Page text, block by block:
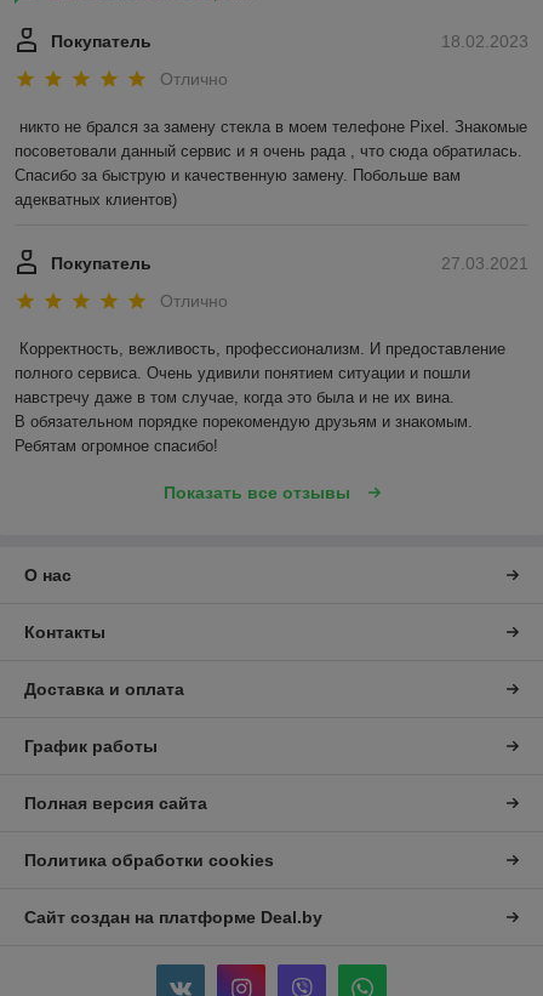
18.02.2023
Покупатель
Отлично
никто не брался за замену стекла в моем телефоне Pixel. Знакомые
посоветовали данный сервис и я очень рада , что сюда обратилась.
Спасибо за быструю и качественную замену. Побольше вам
адекватных клиентов)
27.03.2021
Покупатель
Отлично
Корректность, вежливость, профессионализм. И предоставление
полного сервиса. Очень удивили понятием ситуации и пошли
навстречу даже в том случае, когда это была и не их вина.
В обязательном порядке порекомендую друзьям и знакомым.
Ребятам огромное спасибо!
Показать все отзывы
О нас
Контакты
Доставка и оплата
График работы
Полная версия сайта
Политика обработки cookies
Сайт создан на платформе Deal.by